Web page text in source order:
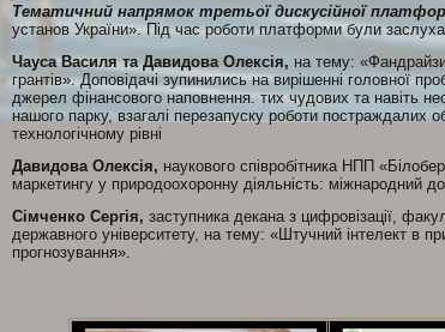
Тематичний напрямок третьої дискусійної
установ України». Під час роботи платформи були
Чауса Василя та Давидова Олексія, на тему:
грантів». Доповідачі зупинились на вирішенні головної
джерел фінансового наповнення. тих чудових та навіть
нашого парку, взагалі перезапуску роботи постраждалих
технологічному рівні
Давидова Олексія, наукового співробітника НПП
маркетингу у природоохоронну діяльність: міжнародний
Сімченко Сергія, заступника декана з цифровізації,
державного університету, на тему: «Штучний інтелект в
прогнозування».